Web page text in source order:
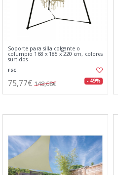
Soporte para silla colgante o
columpio 168 x 185 x 220 cm, colores
surtidos
FSC
75,77€ 148,68€ - 49%